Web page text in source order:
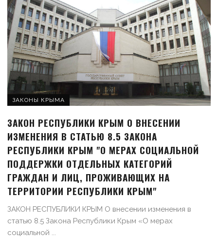
ЗАКОНЫ КРЫМА
ЗАКОН РЕСПУБЛИКИ КРЫМ О ВНЕСЕНИИ
ИЗМЕНЕНИЯ В СТАТЬЮ 8.5 ЗАКОНА
РЕСПУБЛИКИ КРЫМ "О МЕРАХ СОЦИАЛЬНОЙ
ПОДДЕРЖКИ ОТДЕЛЬНЫХ КАТЕГОРИЙ
ГРАЖДАН И ЛИЦ, ПРОЖИВАЮЩИХ НА
ТЕРРИТОРИИ РЕСПУБЛИКИ КРЫМ"
ЗАКОН РЕСПУБЛИКИ КРЫМ О внесении изменения в
статью 8.5 Закона Республики Крым «О мерах
социальной ...